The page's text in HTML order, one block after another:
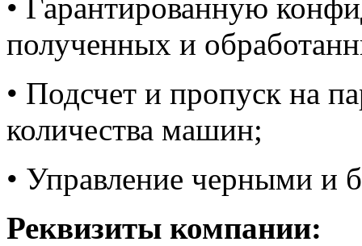
• Гарантированную
полученных и
• Подсчет и пропуск на
количества машин;
• Управление черными и
Реквизиты компании: